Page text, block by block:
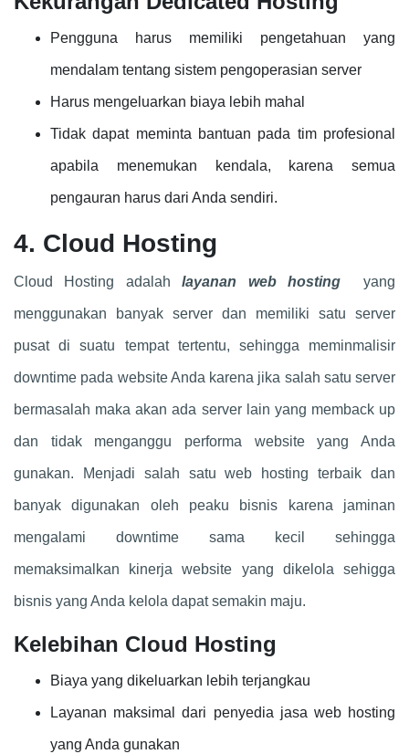
Pengguna harus memiliki pengetahuan yang
mendalam tentang sistem pengoperasian server
Harus mengeluarkan biaya lebih mahal
Tidak dapat meminta bantuan pada tim profesional
apabila menemukan kendala, karena semua
pengauran harus dari Anda sendiri.
4. Cloud Hosting
Cloud Hosting adalahlayanan web hosting yang
menggunakan banyak server dan memiliki satu server
pusat di suatu tempat tertentu, sehingga meminmalisir
downtime pada website Anda karena jika salah satu server
bermasalah maka akan ada server lain yang memback up
dan tidak menganggu performa website yang Anda
gunakan. Menjadi salah satu web hosting terbaik dan
banyak digunakan oleh peaku bisnis karena jaminan
mengalami downtime sama kecil sehingga
memaksimalkan kinerja website yang dikelola sehigga
bisnis yang Anda kelola dapat semakin maju.
Kelebihan Cloud Hosting
Biaya yang dikeluarkan lebih terjangkau
Layanan maksimal dari penyedia jasa web hosting
yang Anda gunakan